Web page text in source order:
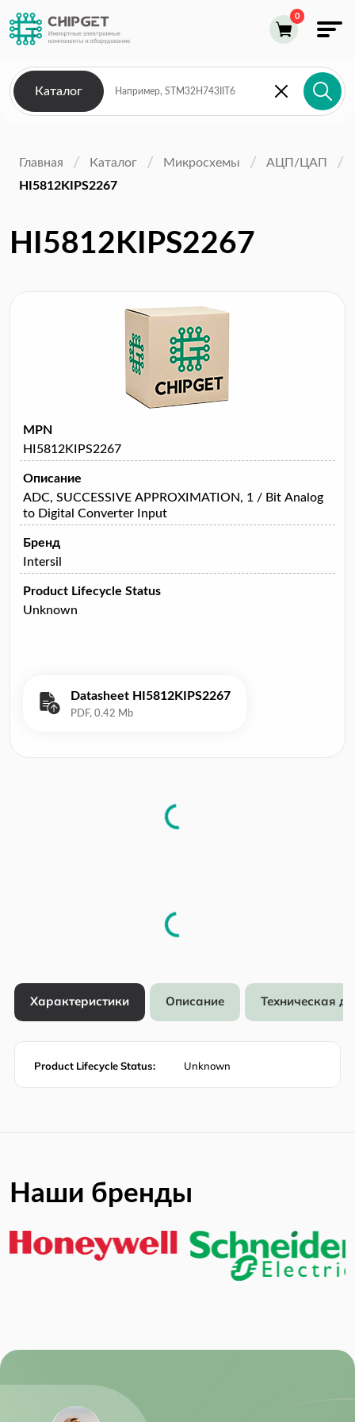
Каталог
Главная Каталог Микросхемы
АЦП/ЦАП
HI5812KIPS2267
HI5812KIPS2267
MPN
HI5812KIPS2267
Описание
ADC, SUCCESSIVE APPROXIMATION, 1 / Bit Analog
to Digital Converter Input
Бренд
Intersil
Product Lifecycle Status
Unknown
Datasheet HI5812KIPS2267
Характеристики Описание Техническая
Product Lifecycle Status: Unknown
Наши бренды